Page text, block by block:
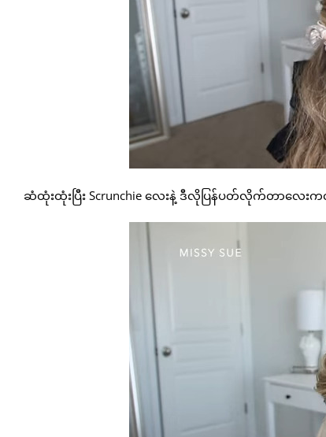
ဆံထုံးထုံးပြီး Scrunchie လေးနဲ့ ဒီလိုပြန်ပတ်လိုက်တာလေ